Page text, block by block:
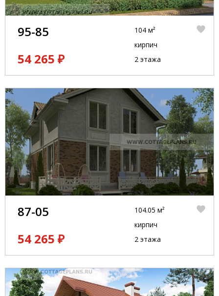
95-85
54 265 ₽
104 м²
кирпич
2 этажа
87-05
54 265 ₽
104.05 м²
кирпич
2 этажа